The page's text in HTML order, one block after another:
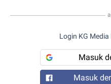
Login KG
Masuk
Masuk